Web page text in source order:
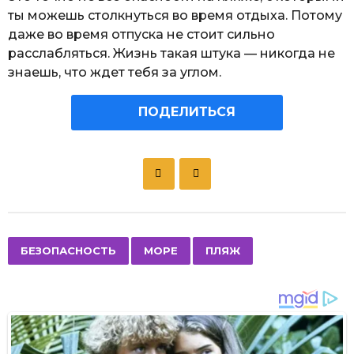
ты можешь столкнуться во время отдыха. Потому
даже во время отпуска не стоит сильно
расслабляться. Жизнь такая штука — никогда не
знаешь, что ждет тебя за углом.
ПОДЕЛИТЬСЯ
a
i
n
БЕЗОПАСНОСТЬ МОРЕ ПЛЯЖ